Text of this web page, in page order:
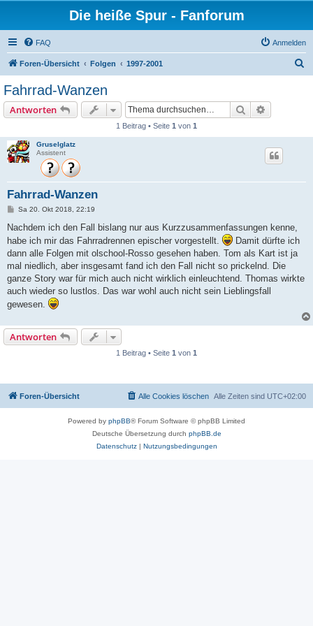
Die heiße Spur - Fanforum
FAQ Anmelden
Foren-Übersicht Folgen 1997-2001
Fahrrad-Wanzen
Antworten Suche
1 Beitrag • Seite 1 von 1
Gruselglatz
Assistent
Fahrrad-Wanzen
B
i
r
a
g
Sa 20. Okt 2018, 22:19
Nachdem ich den Fall bislang nur aus Kurzzusammenfassungen kenne,
habe ich mir das Fahrradrennen epischer vorgestellt.
Damit dürfte ich
dann alle Folgen mit olschool-Rosso gesehen haben. Tom als Kart ist ja
mal niedlich, aber insgesamt fand ich den Fall nicht so prickelnd. Die
ganze Story war für mich auch nicht wirklich einleuchtend. Thomas wirkte
auch wieder so lustlos. Das war wohl auch nicht sein Lieblingsfall
gewesen.
Antworten
1 Beitrag • Seite 1 von 1
Foren-Übersicht Alle Zeiten sind UTC+02:00
Alle Cookies löschen
Powered by phpBB® Forum Software © phpBB Limited
Deutsche Übersetzung durch phpBB.de
Datenschutz| Nutzungsbedingungen